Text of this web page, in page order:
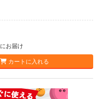
にお届け
カートに入れる